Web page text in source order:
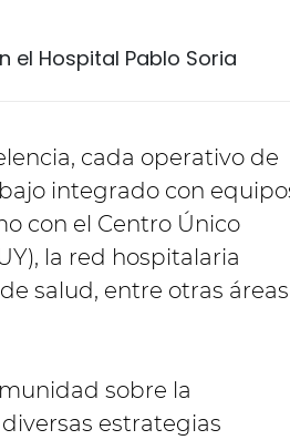
Hospital Pablo Soria
cada operativo de
integrado con
con el Centro Único
la red hospitalaria
salud, entre otras
sobre la
estrategias